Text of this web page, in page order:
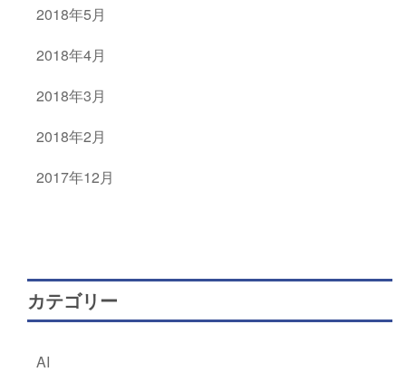
2018年5月
2018年4月
2018年3月
2018年2月
2017年12月
カテゴリー
AI